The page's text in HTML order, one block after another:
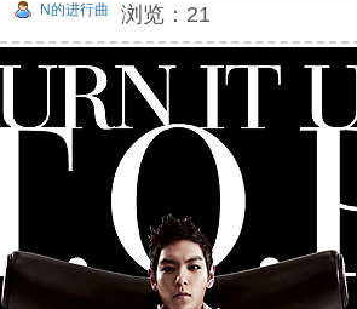
N的进行曲 浏览：21